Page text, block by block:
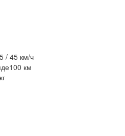
/ 45 км/ч
100 км